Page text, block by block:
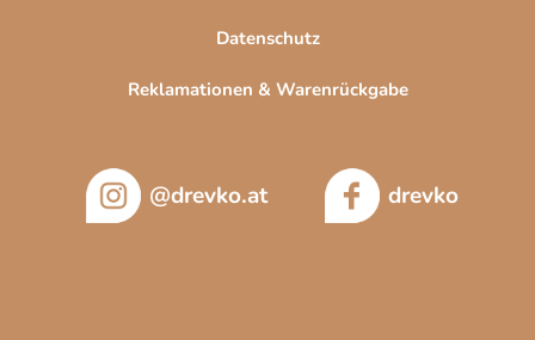
Datenschutz
Reklamationen & Warenrückgabe
@drevko.at drevko